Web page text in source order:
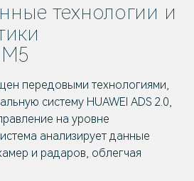
технологии и
передовыми технологиями,
систему HUAWEI ADS 2.0,
на уровне
анализирует данные
и радаров, облегчая